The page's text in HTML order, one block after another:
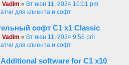
Vadim « Вт июн 11, 2024 10:01 pm
для клиента и софт
софт C1 x1 Classic
Vadim « Вт июн 11, 2024 9:56 pm
для клиента и софт
software for C1 x10